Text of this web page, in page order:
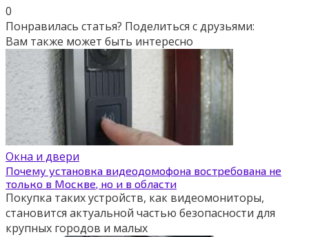
0
Понравилась статья? Поделиться с друзьями:
Вам также может быть интересно
Окна и двери
Почему установка видеодомофона востребована не
только в Москве, но и в области
Покупка таких устройств, как видеомониторы,
становится актуальной частью безопасности для
крупных городов и малых